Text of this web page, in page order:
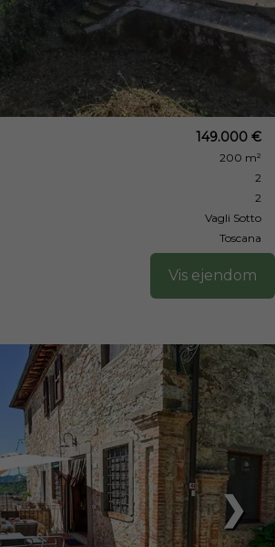
149.000 €
200 m²
2
2
Vagli Sotto
Toscana
Vis ejendom
❯